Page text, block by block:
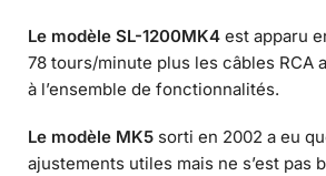
Le modèle SL-1200MK4 est apparu
78 tours/minute plus les câbles RCA
à l’ensemble de fonctionnalités.
Le modèle MK5 sorti en 2002 a eu
ajustements utiles mais ne s’est pas